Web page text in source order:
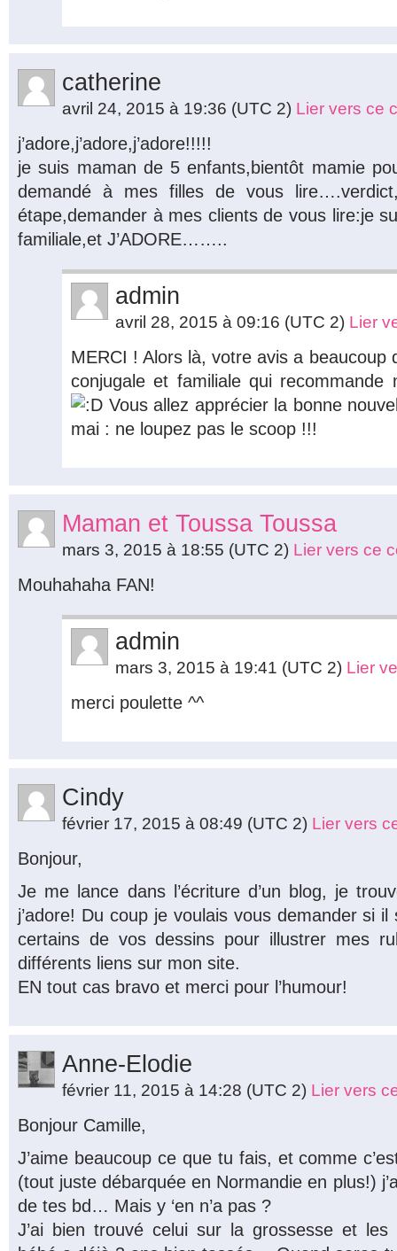
catherine
avril 24, 2015 à 19:36 (UTC 2) Lier vers ce
j’adore,j’adore,j’adore!!!!!
je suis maman de 5 enfants,bientôt mamie
demandé à mes filles de vous
étape,demander à mes clients de vous lire:je
familiale,et J’ADORE……..
admin
avril 28, 2015 à 09:16 (UTC 2) Lier
MERCI ! Alors là, votre avis a beaucoup
conjugale et familiale qui recommande
Vous allez apprécier la bonne
mai : ne loupez pas le scoop !!!
Maman et Toussa Toussa
mars 3, 2015 à 18:55 (UTC 2) Lier vers ce
Mouhahaha FAN!
admin
mars 3, 2015 à 19:41 (UTC 2) Lier
merci poulette ^^
Cindy
février 17, 2015 à 08:49 (UTC 2) Lier vers
Bonjour,
Je me lance dans l’écriture d’un blog, je
j’adore! Du coup je voulais vous demander si il
certains de vos dessins pour illustrer mes
différents liens sur mon site.
EN tout cas bravo et merci pour l’humour!
Anne-Elodie
février 11, 2015 à 14:28 (UTC 2) Lier vers
Bonjour Camille,
J’aime beaucoup ce que tu fais, et comme
(tout juste débarquée en Normandie en plus!)
de tes bd… Mais y ‘en n’a pas ?
J’ai bien trouvé celui sur la grossesse et